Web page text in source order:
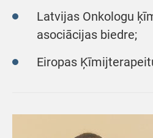
Latvijas Onkologu
asociācijas biedre;
Eiropas